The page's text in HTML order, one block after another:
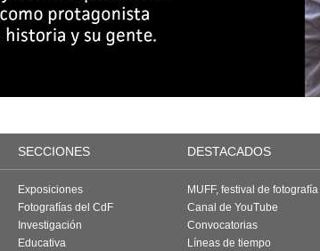
SECCIONES DESTACADOS
Exposiciones
Fotografías del CdF
Investigación
Educativa
MUFF, festival de fotografía
Canal de YouTube
Convocatorias
Líneas de tiempo